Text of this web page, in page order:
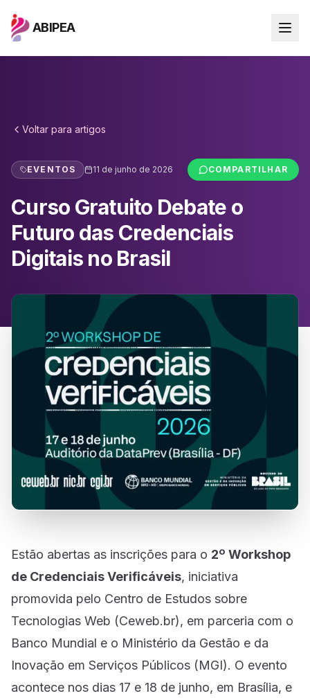
ABIPEA
Voltar para artigos
EVENTOS 11 de junho de 2026 COMPARTILHAR
Curso Gratuito Debate o
Futuro das Credenciais
Digitais no Brasil
Estão abertas as inscrições para o 2º Workshop
de Credenciais Verificáveis, iniciativa
promovida pelo Centro de Estudos sobre
Tecnologias Web (Ceweb.br), em parceria com o
Banco Mundial e o Ministério da Gestão e da
Inovação em Serviços Públicos (MGI). O evento
acontece nos dias 17 e 18 de junho, em Brasília, e